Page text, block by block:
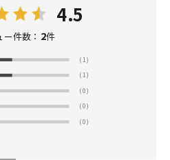
4.5
ー件数： 2件
(1)
(1)
(0)
(0)
(0)